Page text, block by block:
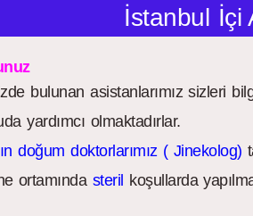
İstanbul İçi
bulunan asistanlarımız sizleri
yardımcı olmaktadırlar.
doğum doktorlarımız ( Jinekolog)
ortamında steril koşullarda